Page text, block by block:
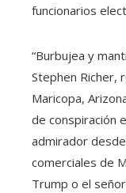
funcionarios
“Burbujea y
Stephen Richer,
Maricopa,
de conspiración
admirador
comerciales de
Trump o el